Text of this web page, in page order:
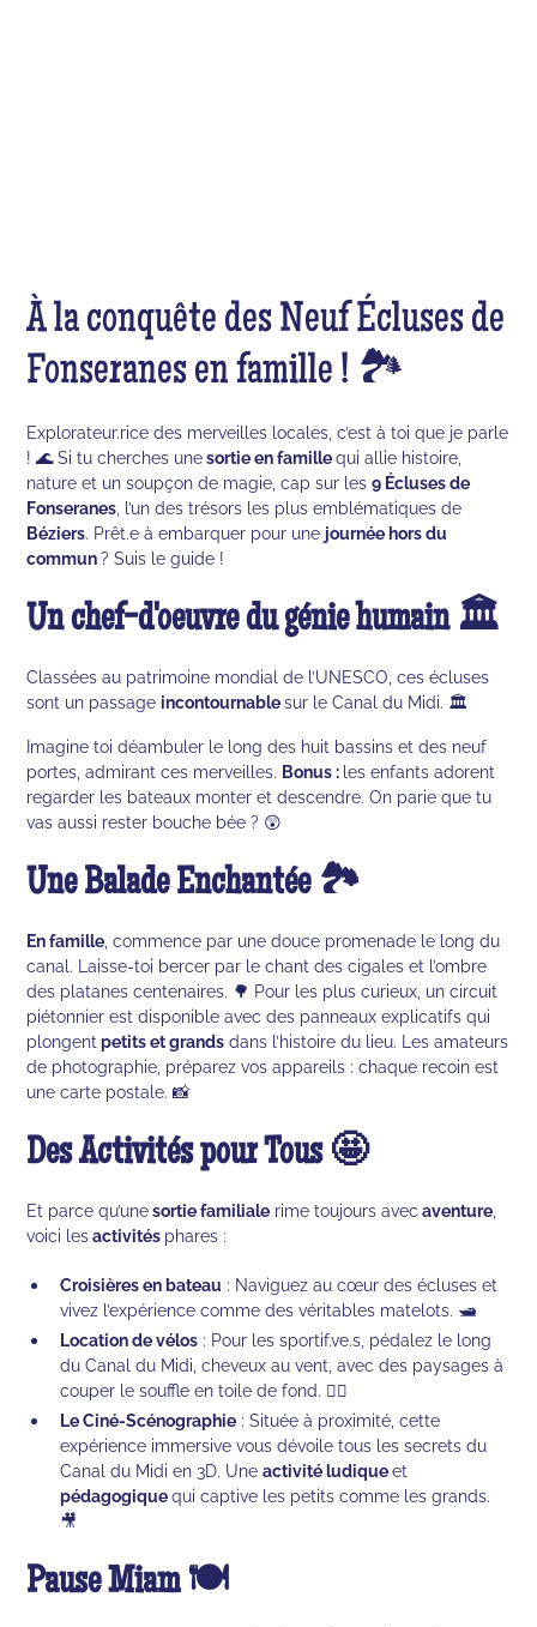
À la conquête des Neuf Écluses de
Fonseranes en famille ! 🏞️
Explorateur.rice des merveilles locales, c’est à toi que je parle
! 🌊 Si tu cherches unesortie en famillequi allie histoire,
nature et un soupçon de magie, cap sur les9 Écluses de
Fonseranes , l’un des trésors les plus emblématiques de
Béziers. Prêt.e à embarquer pour une journée hors du
commun? Suis le guide !
Un chef-d'oeuvre du génie humain 🏛️
Classées au patrimoine mondial de l’UNESCO, ces écluses
sont un passageincontournablesur le Canal du Midi. 🏛️
Imagine toi déambuler le long des huit bassins et des neuf
portes, admirant ces merveilles. Bonus : les enfants adorent
regarder les bateaux monter et descendre. On parie que tu
vas aussi rester bouche bée ? 😲
Une Balade Enchantée 🏞️
En famille , commence par une douce promenade le long du
canal. Laisse-toi bercer par le chant des cigales et l’ombre
des platanes centenaires. 🌳 Pour les plus curieux, un circuit
piétonnier est disponible avec des panneaux explicatifs qui
plongent petits et grands dans l’histoire du lieu. Les amateurs
de photographie, préparez vos appareils : chaque recoin est
une carte postale. 📸
Des Activités pour Tous 🤩
Et parce qu’unesortie familiale rime toujours avec aventure
voici lesactivités phares :
Croisières en bateau : Naviguez au cœur des écluses et
vivez l’expérience comme des véritables matelots. 🛥️
Location de vélos : Pour les sportif.ve.s, pédalez le long
du Canal du Midi, cheveux au vent, avec des paysages à
couper le souffle en toile de fond. 🚴‍♂️
Le Ciné-Scénographie : Située à proximité, cette
expérience immersive vous dévoile tous les secrets du
Canal du Midi en 3D. Uneactivité ludiqueet
pédagogiquequi captive les petits comme les grands.
🎥
Pause Miam 🍽️